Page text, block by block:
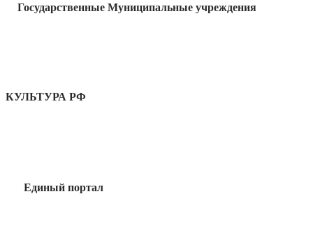
Государственные Муниципальные учреждения
КУЛЬТУРА РФ
Единый портал